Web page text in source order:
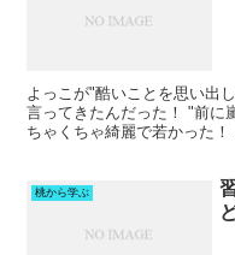
よっこが"酷いことを思い出
言ってきたんだった！ "前に
ちゃくちゃ綺麗で若かった！
桃から学ぶ